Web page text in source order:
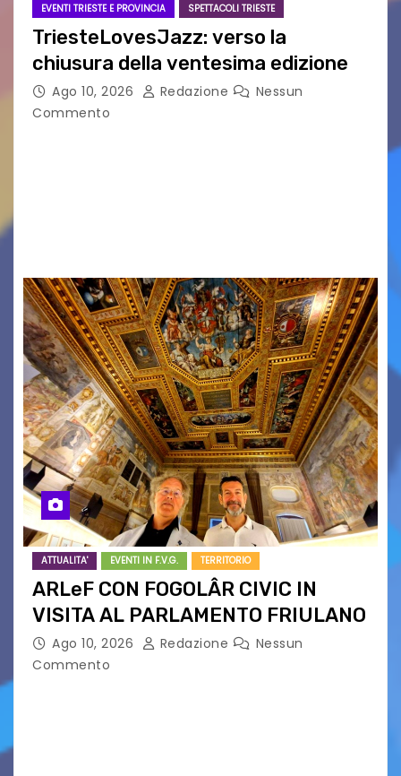
EVENTI TRIESTE E PROVINCIA SPETTACOLI TRIESTE
TriesteLovesJazz: verso la
chiusura della ventesima edizione
Ago 10, 2026 Redazione
Nessun
Commento
ATTUALITA' EVENTI IN F.V.G. TERRITORIO
ARLeF CON FOGOLÂR CIVIC IN
VISITA AL PARLAMENTO FRIULANO
Ago 10, 2026 Redazione
Nessun
Commento